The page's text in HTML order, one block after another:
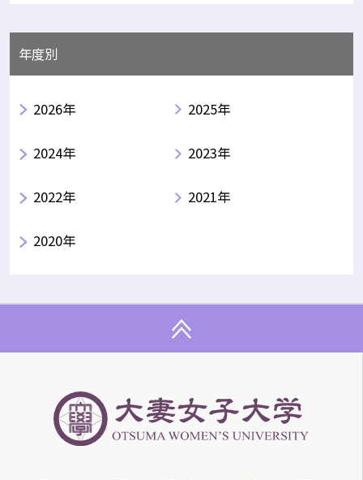
年度別
2026年 2025年
2024年 2023年
2022年 2021年
2020年